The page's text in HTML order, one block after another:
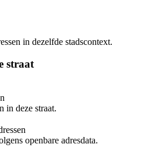
in dezelfde stadscontext.
straat
in deze straat.
openbare adresdata.